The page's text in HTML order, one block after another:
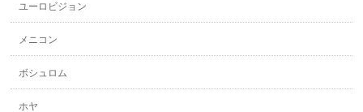
ユーロビジョン
メニコン
ボシュロム
ホヤ